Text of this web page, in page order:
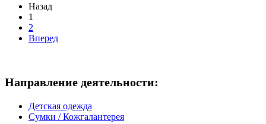
Назад
1
2
Вперед
Направление деятельности:
Детская одежда
Сумки / Кожгалантерея